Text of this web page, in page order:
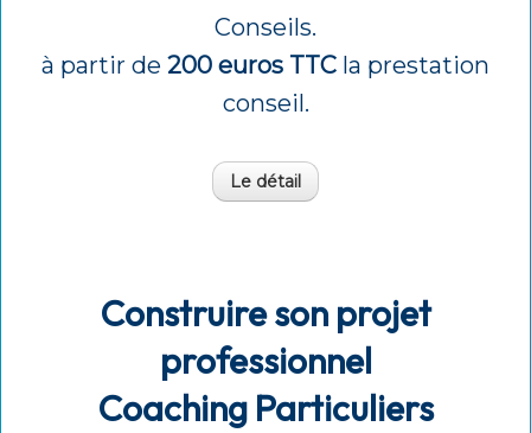
Conseils.
à partir de 200 euros TTC la prestation
conseil.
Le détail
Construire son projet
professionnel
Coaching Particuliers